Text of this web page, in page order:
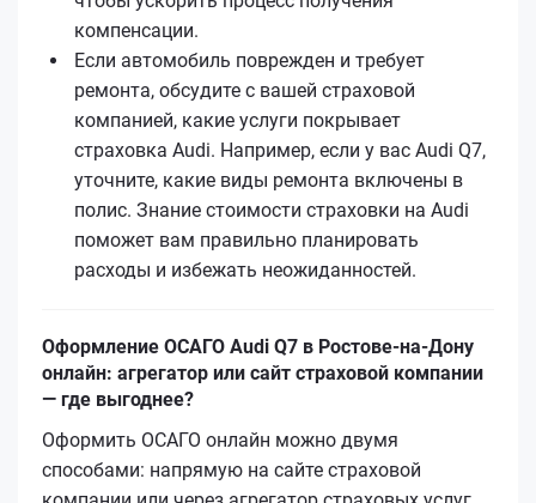
компенсации.
Если автомобиль поврежден и требует
ремонта, обсудите с вашей страховой
компанией, какие услуги покрывает
страховка Audi. Например, если у вас Audi Q7,
уточните, какие виды ремонта включены в
полис. Знание стоимости страховки на Audi
поможет вам правильно планировать
расходы и избежать неожиданностей.
Оформление ОСАГО Audi Q7 в Ростове-на-Дону
онлайн: агрегатор или сайт страховой компании
— где выгоднее?
Оформить ОСАГО онлайн можно двумя
способами: напрямую на сайте страховой